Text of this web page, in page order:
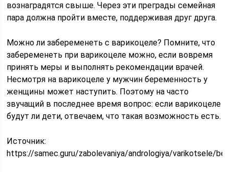
вознаградятся свыше. Через эти преграды семейная
пара должна пройти вместе, поддерживая друг друга.
Можно ли забеременеть с варикоцеле? Помните, что
забеременеть при варикоцеле можно, если вовремя
принять меры и выполнять рекомендации врачей.
Несмотря на варикоцеле у мужчин беременность у
женщины может наступить. Поэтому на часто
звучащий в последнее время вопрос: если варикоцеле
будут ли дети, отвечаем, что такая возможность есть.
Источник:
https://samec.guru/zabolevaniya/andrologiya/varikotsele/